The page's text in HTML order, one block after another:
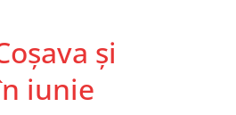
și
iunie